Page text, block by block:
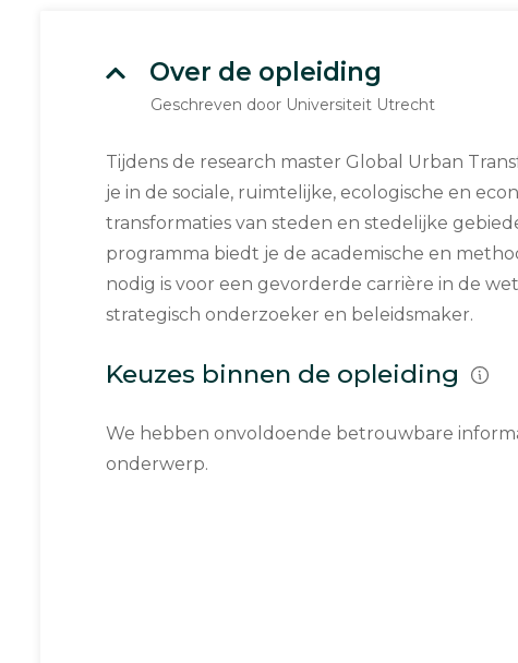
Over de opleiding
Geschreven door Universiteit Utrecht
Tijdens de research master Global Urban
je in de sociale, ruimtelijke, ecologische en
transformaties van steden en stedelijke
programma biedt je de academische en
nodig is voor een gevorderde carrière in de
strategisch onderzoeker en beleidsmaker.
Keuzes binnen de opleiding
We hebben onvoldoende betrouwbare
onderwerp.